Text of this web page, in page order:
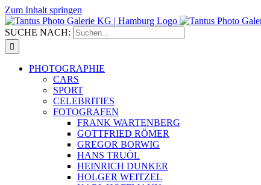
Zum Inhalt springen
SUCHE NACH:
PHOTOGRAPHIE
CARS
SPORT
CELEBRITIES
FOTOGRAFEN
FRANK WARTENBERG
GOTTFRIED RÖMER
GREGOR BORWIG
HANS TRUÖL
HEINRICH DUNKER
HOLGER WEITZEL